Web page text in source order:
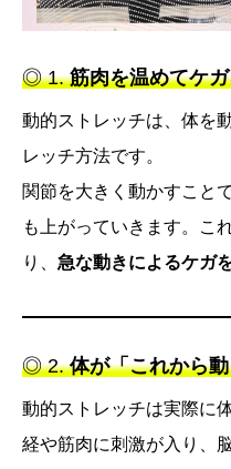
◎ 1.筋肉を温めてケ
動的ストレッチは、体を
レッチ方法です。
関節を大きく動かすこと
も上がっていきます。こ
り、 急な動きによるケガ
◎ 2.体が「これから
動的ストレッチは実際に
経や筋肉に刺激が入り、